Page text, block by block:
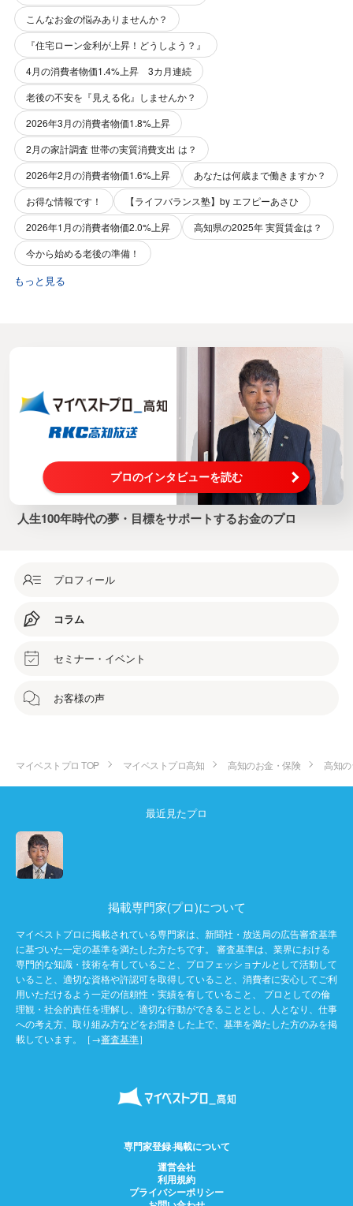
こんなお金の悩みありませんか？
『住宅ローン金利が上昇！どうしよう？』
4月の消費者物価1.4%上昇 3カ月連続
老後の不安を『見える化』しませんか？
2026年3月の消費者物価1.8%上昇
2月の家計調査 世帯の実質消費支出 は？
2026年2月の消費者物価1.6%上昇
あなたは何歳まで働きますか？
お得な情報です！
【ライフバランス塾】by エフピーあさひ
2026年1月の消費者物価2.0%上昇
高知県の2025年 実質賃金は？
今から始める老後の準備！
もっと見る
プロのインタビューを読む
人生100年時代の夢・目標をサポートするお金のプロ
プロフィール
コラム
セミナー・イベント
お客様の声
マイベストプロ TOP マイベストプロ高知 高知のお金・保険 高知
最近見たプロ
掲載専門家(プロ)について
マイベストプロに掲載されている専門家は、新聞社・放送局の広告審査基準
に基づいた一定の基準を満たした方たちです。 審査基準は、業界における
専門的な知識・技術を有していること、プロフェッショナルとして活動して
いること、適切な資格や許認可を取得していること、消費者に安心してご利
用いただけるよう一定の信頼性・実績を有していること、 プロとしての倫
理観・社会的責任を理解し、適切な行動ができることとし、人となり、仕事
への考え方、取り組み方などをお聞きした上で、基準を満たした方のみを掲
載しています。［→審査基準］
専門家登録·掲載について
運営会社
利用規約
プライバシーポリシー